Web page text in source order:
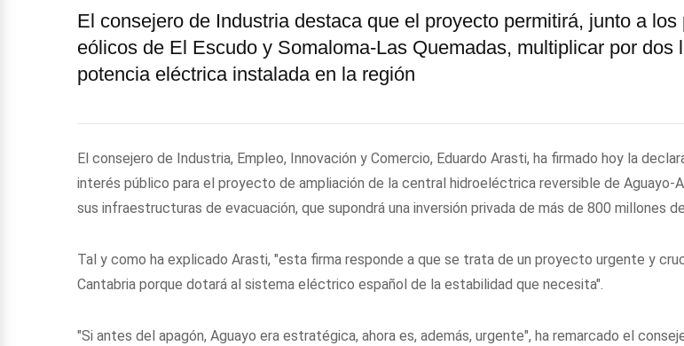
El consejero de Industria destaca que el proyecto permitirá, junto a los
eólicos de El Escudo y Somaloma-Las Quemadas, multiplicar por dos
potencia eléctrica instalada en la región
El consejero de Industria, Empleo, Innovación y Comercio, Eduardo Arasti, ha firmado hoy la
interés público para el proyecto de ampliación de la central hidroeléctrica reversible de Aguayo-
sus infraestructuras de evacuación, que supondrá una inversión privada de más de 800 millones
Tal y como ha explicado Arasti, "esta firma responde a que se trata de un proyecto urgente y
Cantabria porque dotará al sistema eléctrico español de la estabilidad que necesita".
"Si antes del apagón, Aguayo era estratégica, ahora es, además, urgente", ha remarcado el